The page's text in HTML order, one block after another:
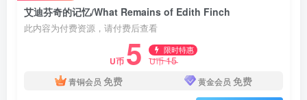
艾迪芬奇的记忆/What Remains of Edith Finch
此内容为付费资源，请付费后查看
U币 5 限时特惠
U币15
青铜会员 免费 黄金会员 免费